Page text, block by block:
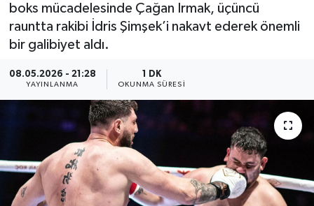
boks mücadelesinde Çağan Irmak, üçüncü
rauntta rakibi İdris Şimşek’i nakavt ederek önemli
bir galibiyet aldı.
08.05.2026 - 21:28
YAYINLANMA
1 DK
OKUNMA SÜRESI
MAGAZİN
KÜLTÜR SANAT
SAĞLIK
BİLİM VE TEKNOLOJİ
OTOMOBİL
KURUMSAL
Son Dakika Haberleri
Haber Arşivi